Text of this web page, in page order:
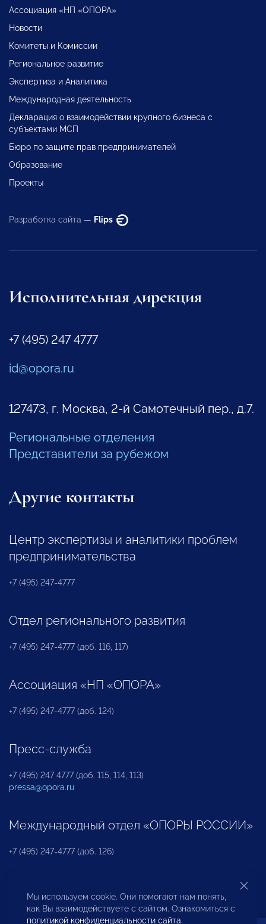
Ассоциация «НП «ОПОРА»
Новости
Комитеты и Комиссии
Региональное развитие
Экспертиза и Аналитика
Международная деятельность
Декларация о взаимодействии крупного бизнеса с
субъектами МСП
Бюро по защите прав предпринимателей
Образование
Проекты
Разработка сайта — Flips
Исполнительная дирекция
+7 (495) 247 4777
id@opora.ru
127473, г. Москва, 2-й Самотечный пер., д.7.
Региональные отделения
Представители за рубежом
Другие контакты
Центр экспертизы и аналитики проблем
предпринимательства
+7 (495) 247-4777
Отдел регионального развития
+7 (495) 247-4777 (доб. 116, 117)
Ассоциация «НП «ОПОРА»
+7 (495) 247-4777 (доб. 124)
Пресс-служба
+7 (495) 247 4777 (доб. 115, 114, 113)
pressa@opora.ru
Международный отдел «ОПОРЫ РОССИИ»
+7 (495) 247-4777 (доб. 126)
Бюро по защите прав предпринимателей и
инвесторов
Мы используем cookie. Они помогают нам понять,
как Вы взаимодействуете с сайтом. Ознакомиться с
политикой конфиденциальности сайта.